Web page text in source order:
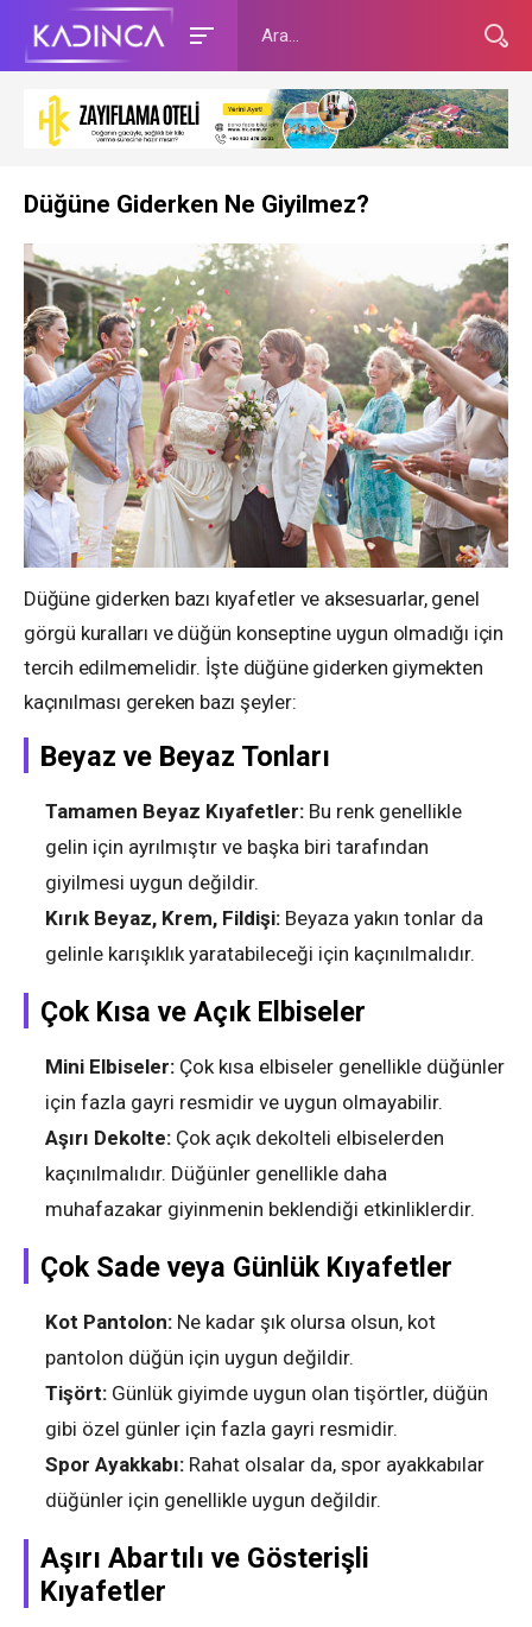
Düğüne Giderken Ne Giyilmez?
Düğüne giderken bazı kıyafetler ve aksesuarlar, genel
görgü kuralları ve düğün konseptine uygun olmadığı için
tercih edilmemelidir. İşte düğüne giderken giymekten
kaçınılması gereken bazı şeyler:
Beyaz ve Beyaz Tonları
Tamamen Beyaz Kıyafetler: Bu renk genellikle
gelin için ayrılmıştır ve başka biri tarafından
giyilmesi uygun değildir.
Kırık Beyaz, Krem, Fildişi: Beyaza yakın tonlar da
gelinle karışıklık yaratabileceği için kaçınılmalıdır.
Çok Kısa ve Açık Elbiseler
Mini Elbiseler: Çok kısa elbiseler genellikle düğünler
için fazla gayri resmidir ve uygun olmayabilir.
Aşırı Dekolte: Çok açık dekolteli elbiselerden
kaçınılmalıdır. Düğünler genellikle daha
muhafazakar giyinmenin beklendiği etkinliklerdir.
Çok Sade veya Günlük Kıyafetler
Kot Pantolon: Ne kadar şık olursa olsun, kot
pantolon düğün için uygun değildir.
Tişört: Günlük giyimde uygun olan tişörtler, düğün
gibi özel günler için fazla gayri resmidir.
Spor Ayakkabı: Rahat olsalar da, spor ayakkabılar
düğünler için genellikle uygun değildir.
Aşırı Abartılı ve Gösterişli
Kıyafetler